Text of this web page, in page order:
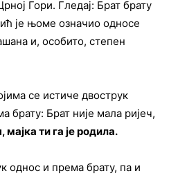
Гори. Гледај: Брат брату
је њоме означио односе
и, особито, степен
се истиче двострук
брату: Брат није мала ријеч,
ти га је родила.
од­нос и пре­ма бра­ту, па и